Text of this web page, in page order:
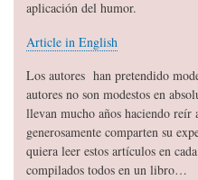
aplicación del humor.
Article in English
Los autores han pretendido
autores no son modestos en
llevan mucho años haciendo reír
generosamente comparten su
quiera leer estos artículos en
compilados todos en un libro…